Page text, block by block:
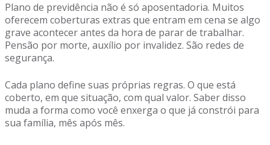
Plano de previdência não é só aposentadoria. Muitos
oferecem coberturas extras que entram em cena se algo
grave acontecer antes da hora de parar de trabalhar.
Pensão por morte, auxílio por invalidez. São redes de
segurança.
Cada plano define suas próprias regras. O que está
coberto, em que situação, com qual valor. Saber disso
muda a forma como você enxerga o que já constrói para
sua família, mês após mês.